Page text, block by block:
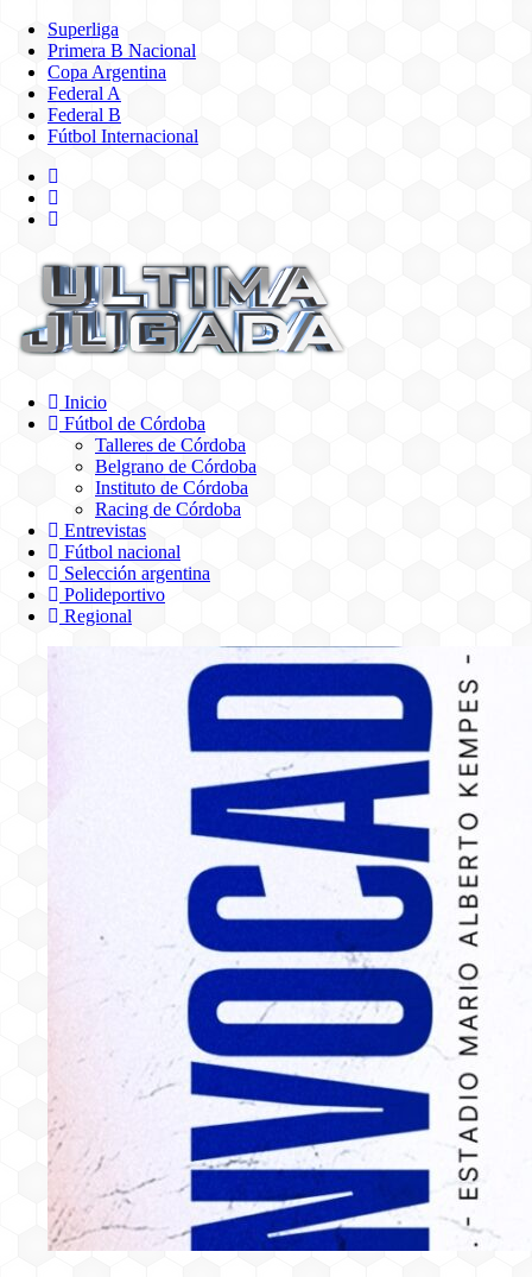
Superliga
Primera B Nacional
Copa Argentina
Federal A
Federal B
Fútbol Internacional
Inicio
Fútbol de Córdoba
Talleres de Córdoba
Belgrano de Córdoba
Instituto de Córdoba
Racing de Córdoba
Entrevistas
Fútbol nacional
Selección argentina
Polideportivo
Regional